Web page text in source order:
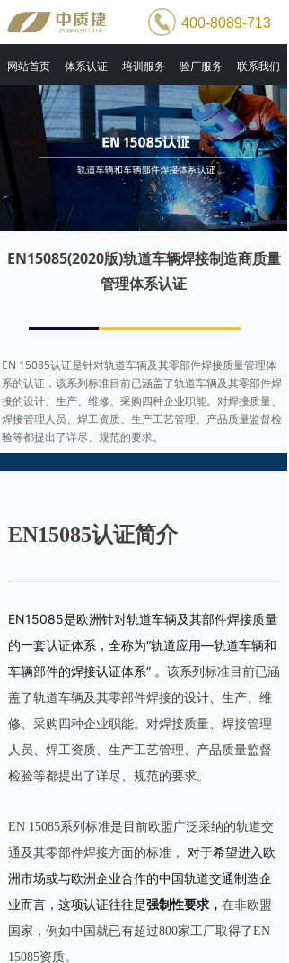
网站首页 体系认证 培训服务 验厂服务 联系我们
400-8089-713
EN15085(2020版)轨道车辆焊接制造商质量
管理体系认证
EN 15085认证是针对轨道⻋辆及其零部件焊接质量管理体
系的认证，该系列标准⽬前已涵盖了轨道⻋辆及其零部件焊
接的设计、⽣产、维修、采购四种企业职能。对焊接质量、
焊接管理⼈员、焊⼯资质、⽣产⼯艺管理、产品质量监督检
验等都提出了详尽、规范的要求。
EN15085认证简介
EN15085是欧洲针对轨道车辆及其部件焊接质量
的一套认证体系，全称为“轨道应用—轨道车辆和
车辆部件的焊接认证体系” 。 该系列标准目前已涵
盖了轨道车辆及其零部件焊接的设计、生产、维
修、采购四种企业职能。对焊接质量、焊接管理
人员、焊工资质、生产工艺管理、产品质量监督
检验等都提出了详尽、规范的要求。
EN 15085系列标准是目前欧盟广泛采纳的轨道交
通及其零部件焊接方面的标准， 对于希望进入欧
洲市场或与欧洲企业合作的中国轨道交通制造企
业而言，这项认证往往是强制性要求， 在非欧盟
国家，例如中国就已有超过800家工厂取得了EN
15085资质。